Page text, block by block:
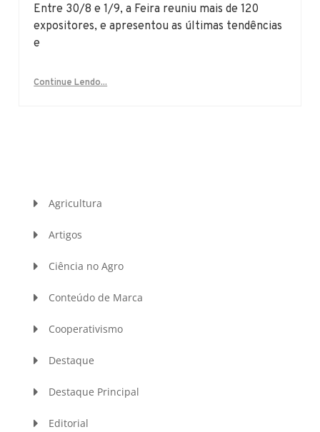
Entre 30/8 e 1/9, a Feira reuniu mais de 120
expositores, e apresentou as últimas tendências
e
Continue Lendo...
Agricultura
Artigos
Ciência no Agro
Conteúdo de Marca
Cooperativismo
Destaque
Destaque Principal
Editorial